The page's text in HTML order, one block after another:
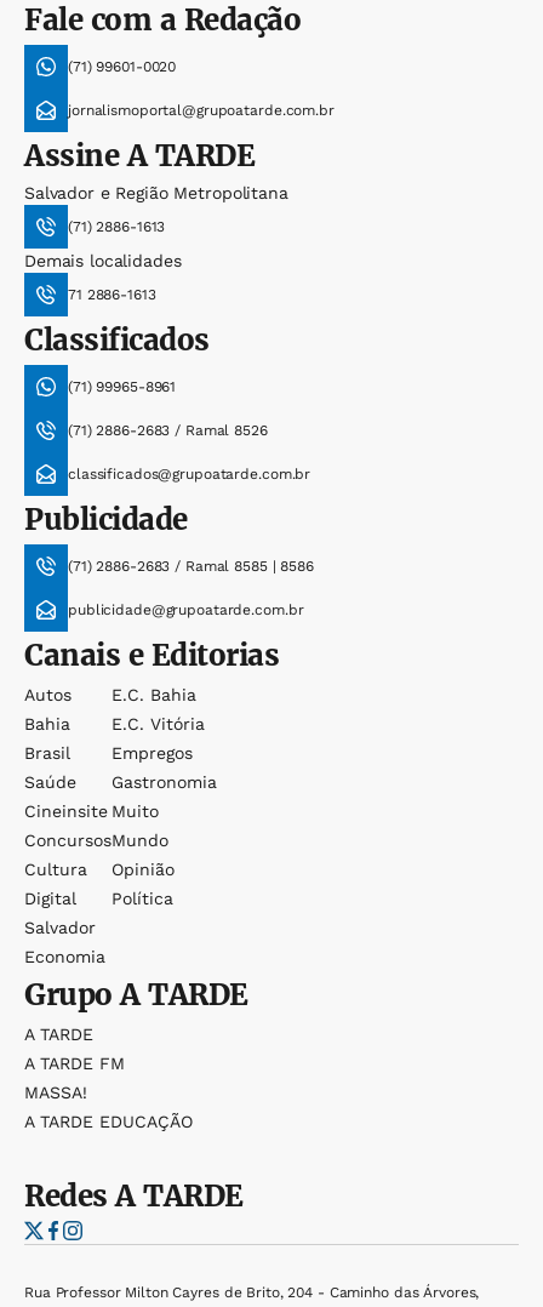
Fale com a Redação
(71) 99601-0020
jornalismoportal@grupoatarde.com.br
AssineA TARDE
Salvador e Região Metropolitana
(71) 2886-1613
Demais localidades
71 2886-1613
Classificados
(71) 99965-8961
(71) 2886-2683 / Ramal 8526
classificados@grupoatarde.com.br
Publicidade
(71) 2886-2683 / Ramal 8585 | 8586
publicidade@grupoatarde.com.br
Canais e Editorias
Autos
Bahia
Brasil
Saúde
Cineinsite
Concursos
Cultura
Digital
Salvador
Economia
E.c. Bahia
E.c. Vitória
Empregos
Gastronomia
Muito
Mundo
Opinião
Política
GrupoA TARDE
A TARDE
A TARDE FM
MASSA!
A TARDE EDUCAÇÃO
RedesA TARDE
Rua Professor Milton Cayres de Brito, 204 - Caminho das Árvores,